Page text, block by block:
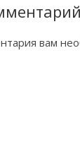
вам